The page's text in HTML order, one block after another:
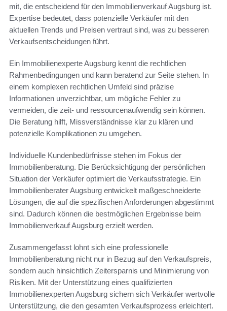
mit, die entscheidend für den Immobilienverkauf Augsburg ist.
Expertise bedeutet, dass potenzielle Verkäufer mit den
aktuellen Trends und Preisen vertraut sind, was zu besseren
Verkaufsentscheidungen führt.
Ein Immobilienexperte Augsburg kennt die rechtlichen
Rahmenbedingungen und kann beratend zur Seite stehen. In
einem komplexen rechtlichen Umfeld sind präzise
Informationen unverzichtbar, um mögliche Fehler zu
vermeiden, die zeit- und ressourcenaufwendig sein können.
Die Beratung hilft, Missverständnisse klar zu klären und
potenzielle Komplikationen zu umgehen.
Individuelle Kundenbedürfnisse stehen im Fokus der
Immobilienberatung. Die Berücksichtigung der persönlichen
Situation der Verkäufer optimiert die Verkaufsstrategie. Ein
Immobilienberater Augsburg entwickelt maßgeschneiderte
Lösungen, die auf die spezifischen Anforderungen abgestimmt
sind. Dadurch können die bestmöglichen Ergebnisse beim
Immobilienverkauf Augsburg erzielt werden.
Zusammengefasst lohnt sich eine professionelle
Immobilienberatung nicht nur in Bezug auf den Verkaufspreis,
sondern auch hinsichtlich Zeitersparnis und Minimierung von
Risiken. Mit der Unterstützung eines qualifizierten
Immobilienexperten Augsburg sichern sich Verkäufer wertvolle
Unterstützung, die den gesamten Verkaufsprozess erleichtert.